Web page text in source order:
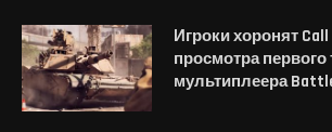
Игроки хоронят
просмотра первого
мультиплеера